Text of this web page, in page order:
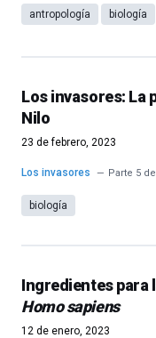
antropología biología
Los invasores: La
Nilo
23 de febrero, 2023
Los invasores Parte 5
biología
Ingredientes para
Homo sapiens
12 de enero, 2023